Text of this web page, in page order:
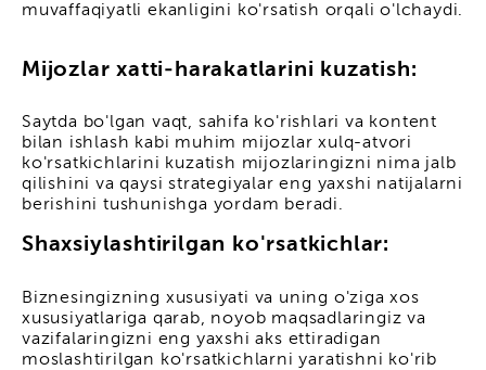
muvaffaqiyatli ekanligini ko'rsatish orqali o'lchaydi.
Mijozlar xatti-harakatlarini kuzatish:
Saytda bo'lgan vaqt, sahifa ko'rishlari va kontent
bilan ishlash kabi muhim mijozlar xulq-atvori
ko'rsatkichlarini kuzatish mijozlaringizni nima jalb
qilishini va qaysi strategiyalar eng yaxshi natijalarni
berishini tushunishga yordam beradi.
Shaxsiylashtirilgan ko'rsatkichlar:
Biznesingizning xususiyati va uning o'ziga xos
xususiyatlariga qarab, noyob maqsadlaringiz va
vazifalaringizni eng yaxshi aks ettiradigan
moslashtirilgan ko'rsatkichlarni yaratishni ko'rib